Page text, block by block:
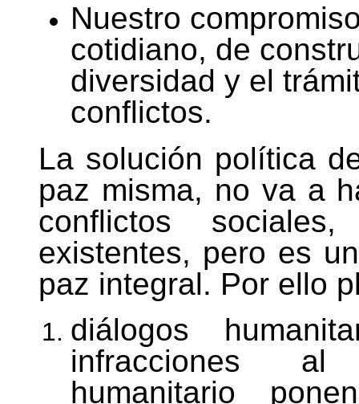
Nuestro
cotidiano, de
diversidad y el
conflictos.
La solución política
paz misma, no va a
conflictos
existentes, pero es
paz integral. Por ello
diálogos
infracciones al
humanitario